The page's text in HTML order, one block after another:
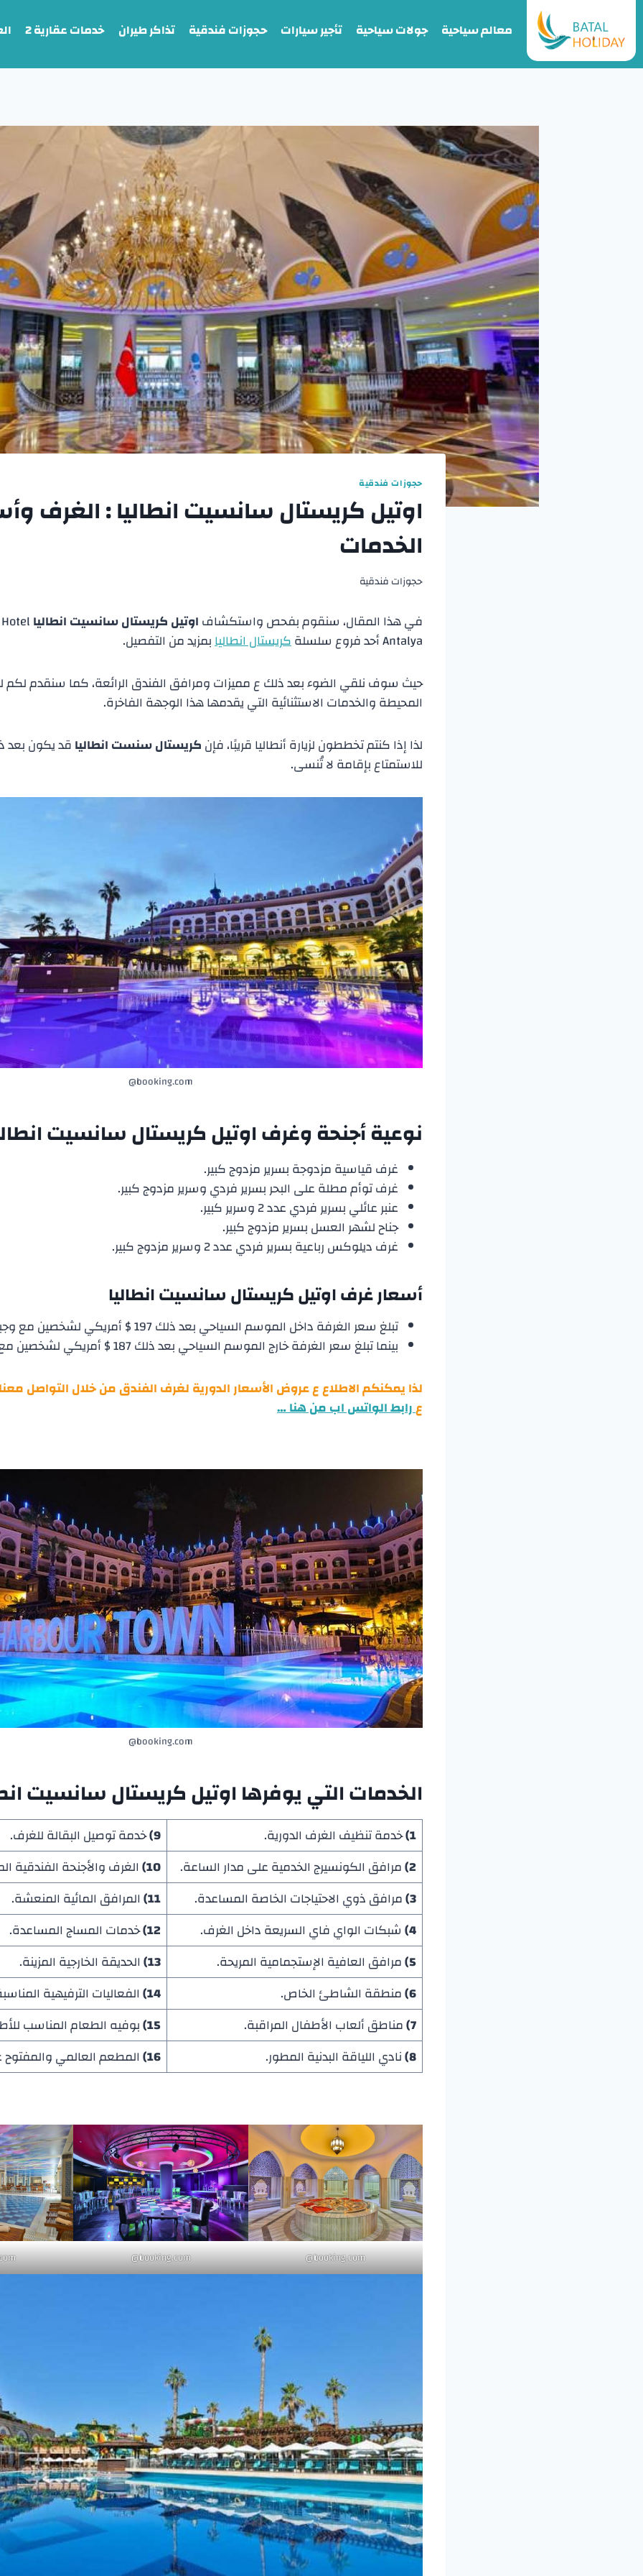
معالم سياحية جولات سياحية تأجير سيارات حجوزات فندقية تذاكر طيران خدمات عقارية 2
حجوزات فندقية
اوتيل كريستال سانسيت انطاليا : الغرف
الخدمات
حجوزات فندقية
في هذا المقال، سنقوم بفحص واستكشافاوتيل كريستال سانسيت انطاليا
Antalya أحد فروع سلسلة
كريستال انطاليابمزيد من التفصيل.
حيث سوف نلقي الضوء بعد ذلك ع مميزات ومرافق الفندق الرائعة، كما سنقدم لكم
المحيطة والخدمات الاستثنائية التي يقدمها هذا الوجهة الفاخرة.
لذا إذا كنتم تخططون لزيارة أنطاليا قريبًا، فإنكريستال سنست انطالياقد يكون بعد
للاستمتاع بإقامة لا تُنسى.
booking.com@
نوعية أجنحة وغرفاوتيل كريستال سانسيت
غرف قياسية مزدوجة بسرير مزدوج كبير.
غرف توأم مطلة على البحر بسرير فردي وسرير مزدوج كبير.
عنبر عائلي بسرير فردي عدد 2 وسرير كبير.
جناح لشهر العسل بسرير مزدوج كبير.
غرف ديلوكس رباعية بسرير فردي عدد 2 وسرير مزدوج كبير.
أسعار غرفاوتيل كريستال سانسيت انطاليا
تبلغ سعر الغرفة داخل الموسم السياحي بعد ذلك 197 $ أمريكي لشخصين مع وجبة الإفطار.
بينما تبلغ سعر الغرفة خارج الموسم السياحي بعد ذلك 187 $ أمريكي لشخصين مع وجبة الإفطار.
لذا يمكنكم الاطلاع ع عروض الأسعار الدورية لغرف الفندقمن خلال التواصل
عرابط الواتس اب من هنا …
booking.com@
الخدمات التي يوفرهااوتيل كريستال سانسيت
1) خدمة تنظيف الغرف الدورية. 9) خدمة توصيل البقالة للغرف.
2) مرافق الكونسيرج الخدمية على مدار الساعة. 10) الغرف والأجنحة الفندقية
3) مرافق ذوي الاحتياجات الخاصة المساعدة. 11) المرافق المائية المنعشة.
4) شبكات الواي فاي السريعة داخل الغرف. 12) خدمات المساج المساعدة.
5) مرافق العافية الإستجمامية المريحة. 13) الحديقة الخارجية المزينة.
6) منطقة الشاطئ الخاص. 14) الفعاليات الترفيهية
7) مناطق ألعاب الأطفال المراقبة. 15) بوفيه الطعام المناسب
8) نادي اللياقة البدنية المطور. 16) المطعم العالمي
booking.com@
booking.com@